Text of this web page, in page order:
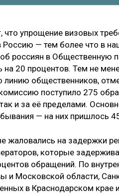
что упрощение визовых
Россию — тем более что в
россиян в Общественную
на 20 процентов. Тем не
линию общественников,
поступило 275
и за её пределами.
— на них пришлось
жаловались на задержки
которые
обращений. По
и Московской области,
в Краснодарском крае